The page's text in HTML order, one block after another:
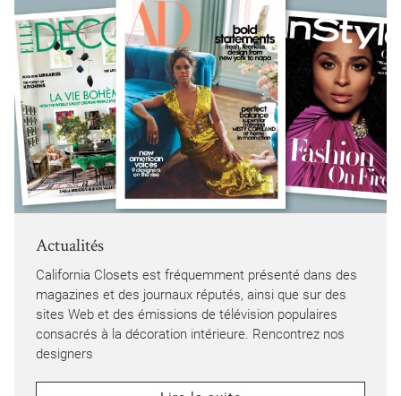
Actualités
California Closets est fréquemment présenté dans des
magazines et des journaux réputés, ainsi que sur des
sites Web et des émissions de télévision populaires
consacrés à la décoration intérieure. Rencontrez nos
designers